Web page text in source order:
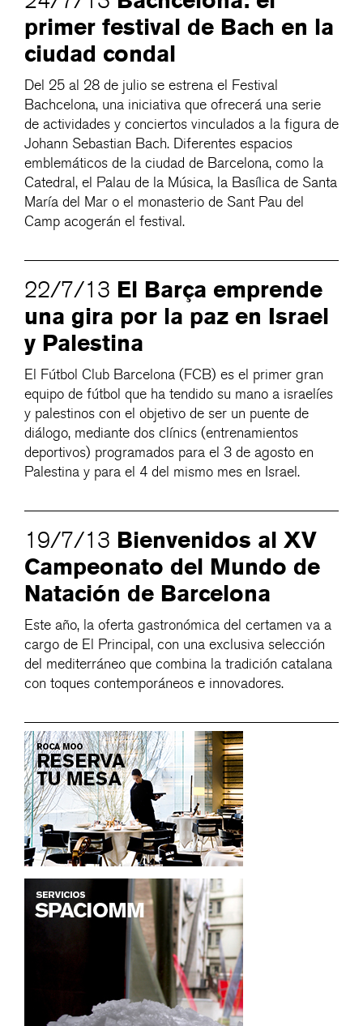
primer festival de Bach en la
ciudad condal
Del 25 al 28 de julio se estrena el Festival
Bachcelona, una iniciativa que ofrecerá una serie
de actividades y conciertos vinculados a la figura de
Johann Sebastian Bach. Diferentes espacios
emblemáticos de la ciudad de Barcelona, como la
Catedral, el Palau de la Música, la Basílica de Santa
María del Mar o el monasterio de Sant Pau del
Camp acogerán el festival.
22/7/13 El Barça emprende
una gira por la paz en Israel
y Palestina
El Fútbol Club Barcelona (FCB) es el primer gran
equipo de fútbol que ha tendido su mano a israelíes
y palestinos con el objetivo de ser un puente de
diálogo, mediante dos clínics (entrenamientos
deportivos) programados para el 3 de agosto en
Palestina y para el 4 del mismo mes en Israel.
19/7/13 Bienvenidos al XV
Campeonato del Mundo de
Natación de Barcelona
Este año, la oferta gastronómica del certamen va a
cargo de El Principal, con una exclusiva selección
del mediterráneo que combina la tradición catalana
con toques contemporáneos e innovadores.